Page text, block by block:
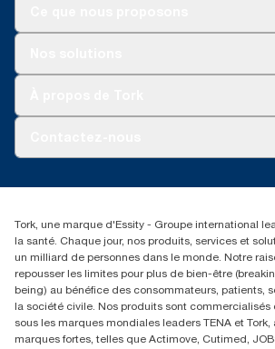
Réclamation pour distributeurs
02 766 05 30
Essity Belgium NV
Berkenlaan 8B
1831 MACHELEN
Tork, une marque d'Essity - Groupe international
la santé. Chaque jour, nos produits, services et
un milliard de personnes dans le monde. Notre
repousser les limites pour plus de bien-être
being) au bénéfice des consommateurs, patients,
la société civile. Nos produits sont commercialisés
sous les marques mondiales leaders TENA et
marques fortes, telles que Actimove, Cutimed,